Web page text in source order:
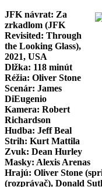
JFK návrat: Za
zrkadlom (JFK
Revisited: Through
the Looking Glass),
2021, USA
Dlžka: 118 minút
Réžia: Oliver Stone
Scenár: James
DiEugenio
Kamera: Robert
Richardson
Hudba: Jeff Beal
Strih: Kurt Mattila
Zvuk: Dean Hurley
Masky: Alexis Arenas
Hrajú: Oliver Stone
(rozprávač), Donald